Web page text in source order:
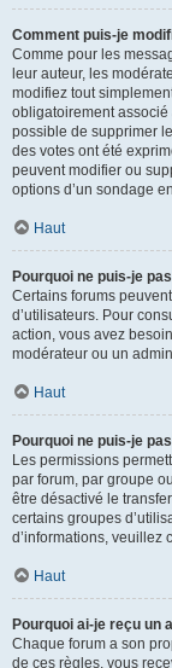
Comment puis-je
Comme pour les
leur auteur, les
modifiez tout
obligatoirement associé
possible de supprimer
des votes ont été
peuvent modifier ou
options d’un sondage
Haut
Pourquoi ne puis-je
Certains forums
d’utilisateurs. Pour
action, vous avez
modérateur ou un
Haut
Pourquoi ne puis-je
Les permissions
par forum, par groupe
être désactivé le
certains groupes
d’informations, veuillez
Haut
Pourquoi ai-je reçu un
Chaque forum a son
de ces règles, vous